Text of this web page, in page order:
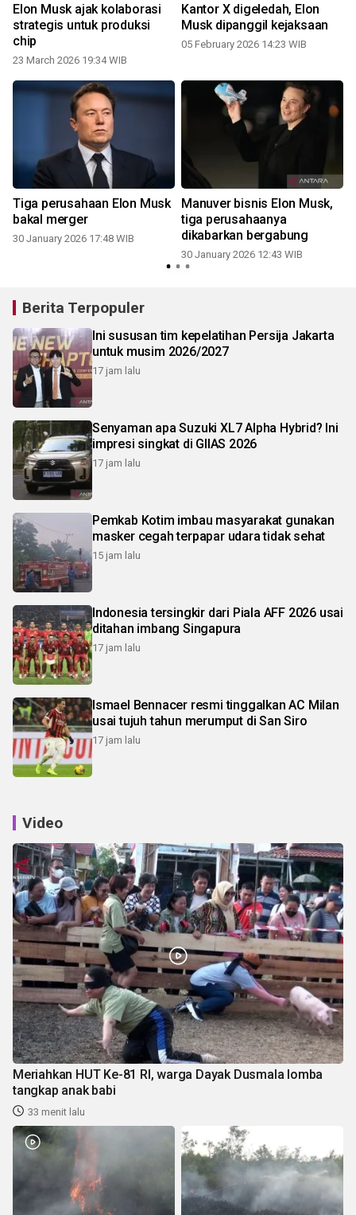
Elon Musk ajak kolaborasi
strategis untuk produksi
chip
23 March 2026 19:34 WIB
Kantor X digeledah, Elon
Musk dipanggil kejaksaan
05 February 2026 14:23 WIB
Tiga perusahaan Elon Musk
bakal merger
30 January 2026 17:48 WIB
Manuver bisnis Elon Musk,
tiga perusahaanya
dikabarkan bergabung
30 January 2026 12:43 WIB
Berita Terpopuler
Ini sususan tim kepelatihan Persija Jakarta
untuk musim 2026/2027
17 jam lalu
Senyaman apa Suzuki XL7 Alpha Hybrid? Ini
impresi singkat di GIIAS 2026
17 jam lalu
Pemkab Kotim imbau masyarakat gunakan
masker cegah terpapar udara tidak sehat
15 jam lalu
Indonesia tersingkir dari Piala AFF 2026 usai
ditahan imbang Singapura
17 jam lalu
Ismael Bennacer resmi tinggalkan AC Milan
usai tujuh tahun merumput di San Siro
17 jam lalu
Video
Meriahkan HUT Ke-81 RI, warga Dayak Dusmala lomba
tangkap anak babi
33 menit lalu